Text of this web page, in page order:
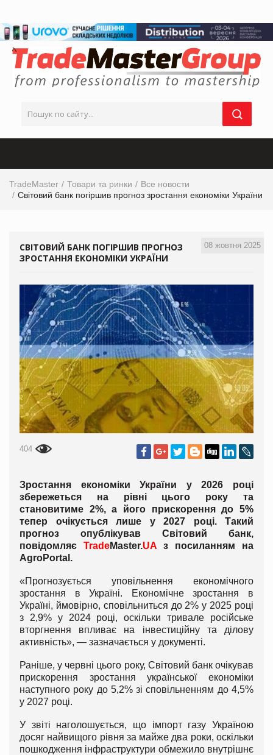
TradeMaster Товари та ринки
Все новости
Світовий банк погіршив прогноз зростання економіки України
08 жовтня 2025
СВІТОВИЙ БАНК ПОГІРШИВ ПРОГНОЗ
ЗРОСТАННЯ ЕКОНОМІКИ УКРАЇНИ
404
Зростання економіки України у 2026 році
збережеться на рівні цього року та
становитиме 2%, а його прискорення до 5%
тепер очікується лише у 2027 році. Такий
прогноз опублікував Світовий банк,
повідомляє TradeMaster.UA з посиланням на
AgroPortal .
«Прогнозується уповільнення економічного
зростання в Україні. Економічне зростання в
Україні, ймовірно, сповільниться до 2% у 2025 році
з 2,9% у 2024 році, оскільки тривале російське
вторгнення впливає на інвестиційну та ділову
активність», — зазначається у документі.
Раніше, у червні цього року, Світовий банк очікував
прискорення зростання української економіки
наступного року до 5,2% зі сповільненням до 4,5%
у 2027 році.
У звіті наголошується, що імпорт газу Україною
досяг найвищого рівня за майже два роки, оскільки
пошкодження інфраструктури обмежило внутрішнє